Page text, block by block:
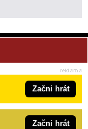
Začni hrát
Začni hrát